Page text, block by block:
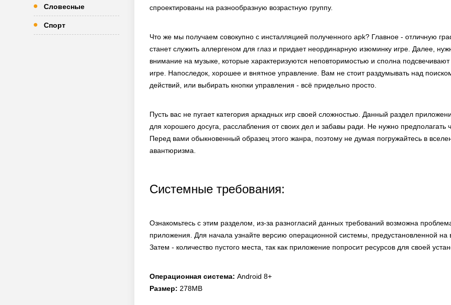
Словесные
Спорт
спроектированы на разнообразную возрастную группу.
Что же мы получаем совокупно с инсталляцией полученного apk? Главное - отличную
станет служить аллергеном для глаз и придает неординарную изюминку игре. Далее,
внимание на музыке, которые характеризуются неповторимостью и сполна
игре. Напоследок, хорошее и внятное управление. Вам не стоит раздумывать над
действий, или выбирать кнопки управления - всё придельно просто.
Пусть вас не пугает категория аркадных игр своей сложностью. Данный раздел
для хорошего досуга, расслабления от своих дел и забавы ради. Не нужно предполагать
Перед вами обыкновенный образец этого жанра, поэтому не думая погружайтесь в
авантюризма.
Системные требования:
Ознакомьтесь с этим разделом, из-за разногласий данных требований возможна
приложения. Для начала узнайте версию операционной системы, предустановленной на
Затем - количество пустого места, так как приложение попросит ресурсов для своей
Операционная система: Android 8+
Размер: 278MB